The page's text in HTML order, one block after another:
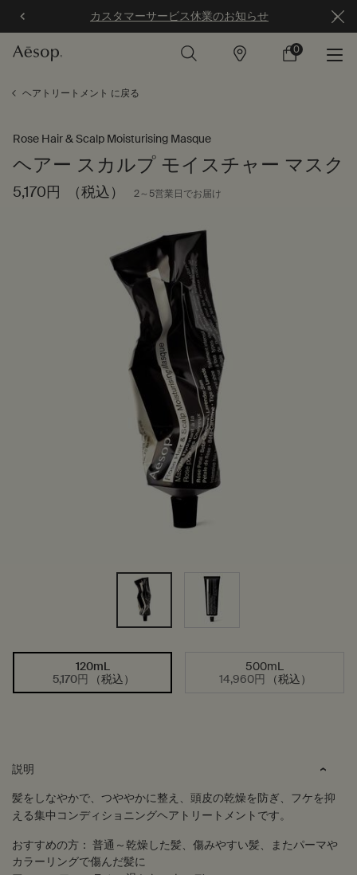
カスタマーサービス休業のお知らせ
店
カ
0
0 カート内の製
ヘアトリートメント に戻る
Rose Hair & Scalp Moisturising Masque
ヘアー スカルプ モイスチャー マスク
5,170円 （税込） 2～5営業日でお届け
選択済み
120mL
5,170円
（税込）
, 1/2 選択済み
500mL
14,960円
（税込）
, 2/2
説明
髪をしなやかで、つややかに整え、頭皮の乾燥を防ぎ、フケを抑
える集中コンディショニングヘアトリートメントです。
おすすめの方： 普通～乾燥した髪、傷みやすい髪、またパーマや
カラーリングで傷んだ髪に